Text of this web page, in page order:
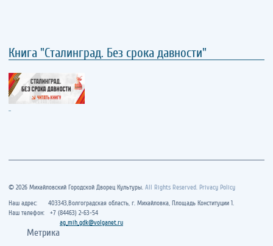
Книга "Сталинград. Без срока давности"
..
© 2026 Михайловский Городской Дворец Культуры. All Rights Reserved. Privacy Policy
Наш адрес: 403343,Волгоградская область, г. Михайловка, Площадь Конституции 1.
Наш телефон: +7 (84463) 2-63-54
ag_mih_gdk@volganet.ru
Метрика